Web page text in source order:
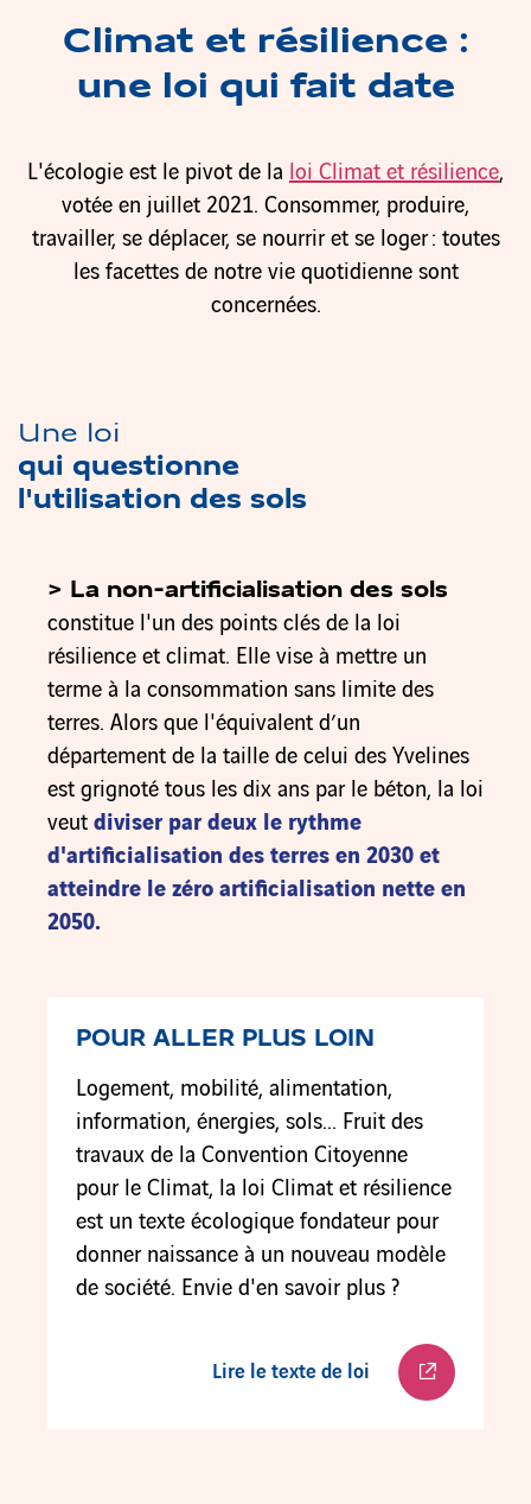
Climat et résilience :
une loi qui fait date
L'écologie est le pivot de la loi Climat et résilience,
votée en juillet 2021. Consommer, produire,
travailler, se déplacer, se nourrir et se loger : toutes
les facettes de notre vie quotidienne sont
concernées.
Une loi
qui questionne
l'utilisation des sols
> La non-artificialisation des sols
constitue l'un des points clés de la loi
résilience et climat. Elle vise à mettre un
terme à la consommation sans limite des
terres. Alors que l'équivalent d’un
département de la taille de celui des Yvelines
est grignoté tous les dix ans par le béton, la loi
veut diviser par deux le rythme
d'artificialisation des terres en 2030 et
atteindre le zéro artificialisation nette en
2050.
POUR ALLER PLUS LOIN
Logement, mobilité, alimentation,
information, énergies, sols... Fruit des
travaux de la Convention Citoyenne
pour le Climat, la loi Climat et résilience
est un texte écologique fondateur pour
donner naissance à un nouveau modèle
de société. Envie d'en savoir plus ?
Lire le texte de loi